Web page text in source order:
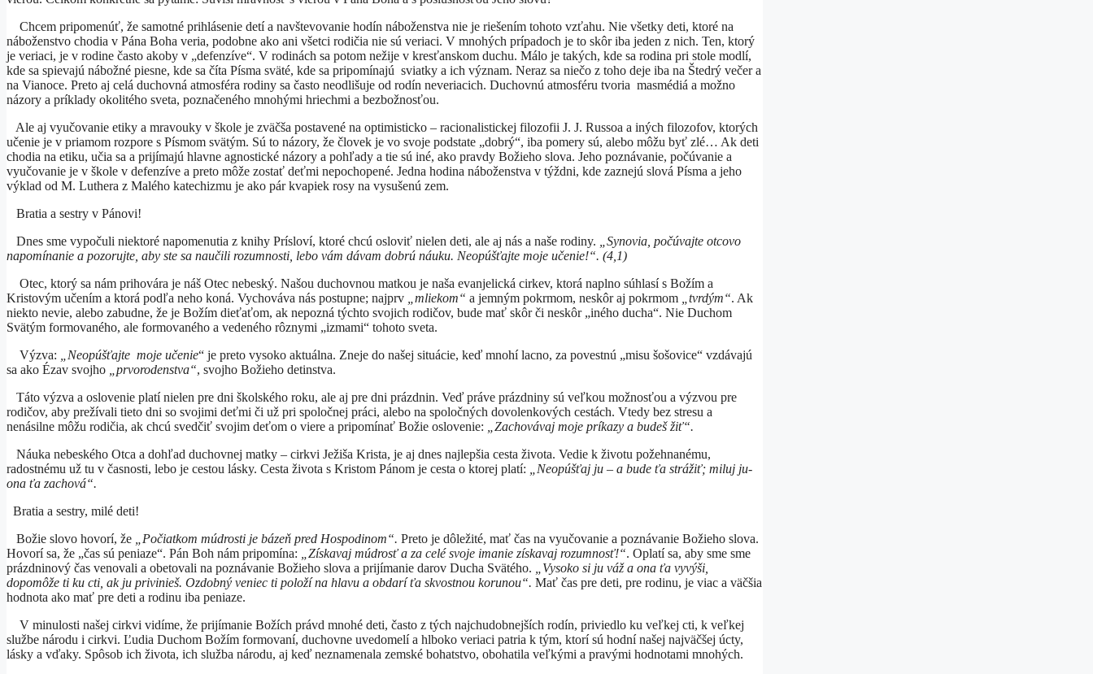
Chcem pripomenúť, že samotné prihlásenie detí a navštevovanie hodín náboženstva nie je riešením tohoto vzťahu. Nie všetky deti, ktoré na
náboženstvo chodia v Pána Boha veria, podobne ako ani všetci rodičia nie sú veriaci. V mnohých prípadoch je to skôr iba jeden z nich. Ten, ktorý
je veriaci, je v rodine často akoby v „defenzíve“. V rodinách sa potom nežije v kresťanskom duchu. Málo je takých, kde sa rodina pri stole modlí,
kde sa spievajú nábožné piesne, kde sa číta Písma sväté, kde sa pripomínajú sviatky a ich význam. Neraz sa niečo z toho deje iba na Štedrý večer a
na Vianoce. Preto aj celá duchovná atmosféra rodiny sa často neodlišuje od rodín neveriacich. Duchovnú atmosféru tvoria masmédiá a možno
názory a príklady okolitého sveta, poznačeného mnohými hriechmi a bezbožnosťou.
Ale aj vyučovanie etiky a mravouky v škole je zväčša postavené na optimisticko – racionalistickej filozofii J. J. Russoa a iných filozofov, ktorých
učenie je v priamom rozpore s Písmom svätým. Sú to názory, že človek je vo svoje podstate „dobrý“, iba pomery sú, alebo môžu byť zlé… Ak deti
chodia na etiku, učia sa a prijímajú hlavne agnostické názory a pohľady a tie sú iné, ako pravdy Božieho slova. Jeho poznávanie, počúvanie a
vyučovanie je v škole v defenzíve a preto môže zostať deťmi nepochopené. Jedna hodina náboženstva v týždni, kde zaznejú slová Písma a jeho
výklad od M. Luthera z Malého katechizmu je ako pár kvapiek rosy na vysušenú zem.
Bratia a sestry v Pánovi!
Dnes sme vypočuli niektoré napomenutia z knihy Prísloví, ktoré chcú osloviť nielen deti, ale aj nás a naše rodiny. „Synovia, počúvajte otcovo
napomínanie a pozorujte, aby ste sa naučili rozumnosti, lebo vám dávam dobrú náuku. Neopúšťajte moje učenie!“. (4,1)
Otec, ktorý sa nám prihovára je náš Otec nebeský. Našou duchovnou matkou je naša evanjelická cirkev, ktorá naplno súhlasí s Božím a
Kristovým učením a ktorá podľa neho koná. Vychováva nás postupne; najprv „mliekom“ a jemným pokrmom, neskôr aj pokrmom „tvrdým“. Ak
niekto nevie, alebo zabudne, že je Božím dieťaťom, ak nepozná týchto svojich rodičov, bude mať skôr či neskôr „iného ducha“. Nie Duchom
Svätým formovaného, ale formovaného a vedeného rôznymi „izmami“ tohoto sveta.
Výzva: „Neopúšťajte moje učenie“ je preto vysoko aktuálna. Zneje do našej situácie, keď mnohí lacno, za povestnú „misu šošovice“ vzdávajú
sa ako Ézav svojho „prvorodenstva“, svojho Božieho detinstva.
Táto výzva a oslovenie platí nielen pre dni školského roku, ale aj pre dni prázdnin. Veď práve prázdniny sú veľkou možnosťou a výzvou pre
rodičov, aby prežívali tieto dni so svojimi deťmi či už pri spoločnej práci, alebo na spoločných dovolenkových cestách. Vtedy bez stresu a
nenásilne môžu rodičia, ak chcú svedčiť svojim deťom o viere a pripomínať Božie oslovenie: „Zachovávaj moje príkazy a budeš žiť“.
Náuka nebeského Otca a dohľad duchovnej matky – cirkvi Ježiša Krista, je aj dnes najlepšia cesta života. Vedie k životu požehnanému,
radostnému už tu v časnosti, lebo je cestou lásky. Cesta života s Kristom Pánom je cesta o ktorej platí: „Neopúšťaj ju – a bude ťa strážiť; miluj ju-
ona ťa zachová“.
Bratia a sestry, milé deti!
Božie slovo hovorí, že „Počiatkom múdrosti je bázeň pred Hospodinom“. Preto je dôležité, mať čas na vyučovanie a poznávanie Božieho slova.
Hovorí sa, že „čas sú peniaze“. Pán Boh nám pripomína: „Získavaj múdrosť a za celé svoje imanie získavaj rozumnosť!“. Oplatí sa, aby sme sme
prázdninový čas venovali a obetovali na poznávanie Božieho slova a prijímanie darov Ducha Svätého. „Vysoko si ju váž a ona ťa vyvýši,
dopomôže ti ku cti, ak ju privinieš. Ozdobný veniec ti položí na hlavu a obdarí ťa skvostnou korunou“. Mať čas pre deti, pre rodinu, je viac a väčšia
hodnota ako mať pre deti a rodinu iba peniaze.
V minulosti našej cirkvi vidíme, že prijímanie Božích právd mnohé deti, často z tých najchudobnejších rodín, priviedlo ku veľkej cti, k veľkej
službe národu i cirkvi. Ľudia Duchom Božím formovaní, duchovne uvedomelí a hlboko veriaci patria k tým, ktorí sú hodní našej najväčšej úcty,
lásky a vďaky. Spôsob ich života, ich služba národu, aj keď neznamenala zemské bohatstvo, obohatila veľkými a pravými hodnotami mnohých.